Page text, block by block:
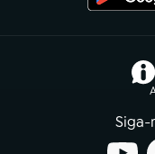
Siga-